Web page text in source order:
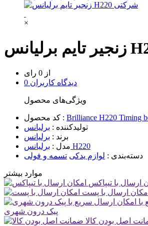
×
از 0 رای
0 دیدگاه کاربران
ویژگی‌های محصول
کد محصول : Brilliance H220 Timing
تولیدکننده : برلیانس
برند : برلیانس
مدل : برلیانس H220
دسته‌بندی : لوازم یدکی تسمه و فولی
موارد بیشتر
ارسال با تیپاکس
امکان ارسال با پست
با
پیک درون شهری
اصل بودن کالا